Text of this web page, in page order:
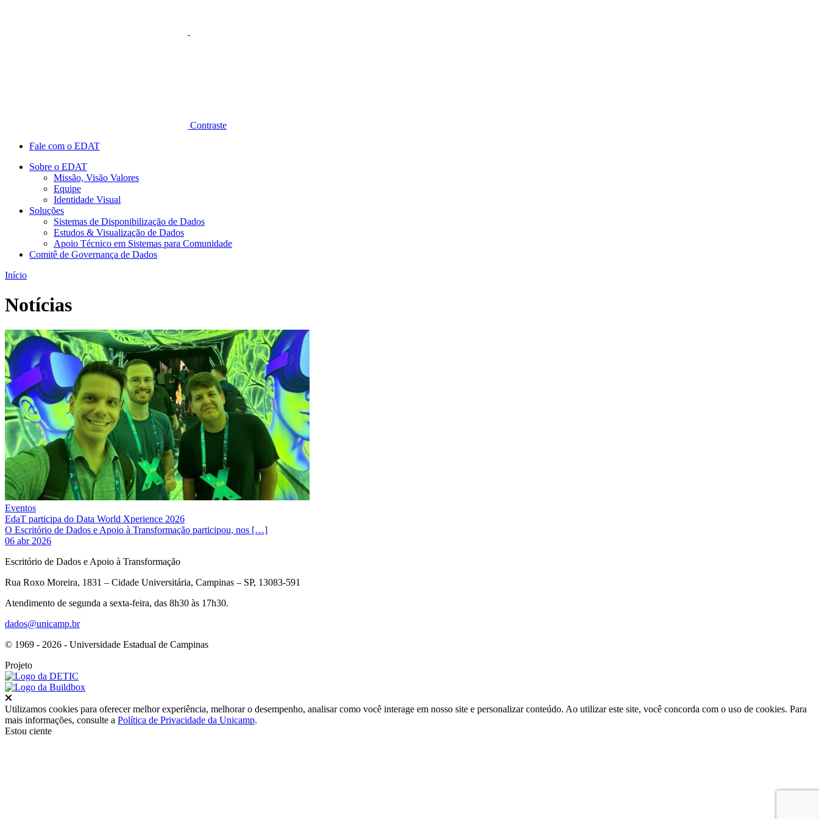
Contraste
Fale com o EDAT
Sobre o EDAT
Missão, Visão Valores
Equipe
Identidade Visual
Soluções
Sistemas de Disponibilização de Dados
Estudos & Visualização de Dados
Apoio Técnico em Sistemas para Comunidade
Comitê de Governança de Dados
Início
Notícias
Eventos
EdaT participa do Data World Xperience 2026
O Escritório de Dados e Apoio à Transformação participou, nos […]
06 abr 2026
Escritório de Dados e Apoio à Transformação
Rua Roxo Moreira, 1831 – Cidade Universitária, Campinas – SP, 13083-591
Atendimento de segunda a sexta-feira, das 8h30 às 17h30.
dados@unicamp.br
© 1969 - 2026 - Universidade Estadual de Campinas
Projeto
Utilizamos cookies para oferecer melhor experiência, melhorar o desempenho, analisar como você interage em nosso site e personalizar conteúdo. Ao utilizar este site, você concorda com o uso de cookies. Para
mais informações, consulte a Política de Privacidade da Unicamp.
Estou ciente